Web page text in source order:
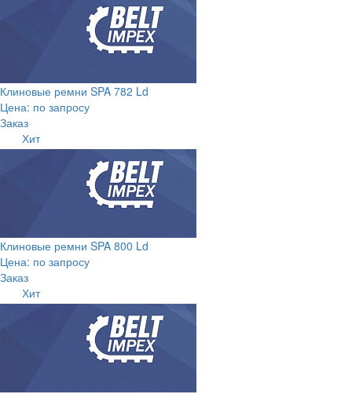
Клиновые ремни SPA 782 Ld
Цена: по запросу
Заказ
Хит
Клиновые ремни SPA 800 Ld
Цена: по запросу
Заказ
Хит